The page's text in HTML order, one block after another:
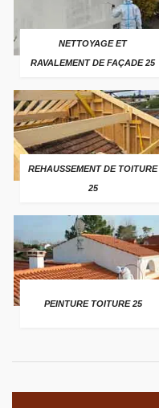
NETTOYAGE ET
RAVALEMENT DE FAÇADE 25
REHAUSSEMENT DE TOITURE
25
PEINTURE TOITURE 25